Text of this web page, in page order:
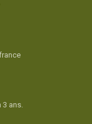
3 ans.